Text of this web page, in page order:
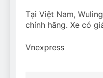
Tại Việt Nam,
chính hãng. Xe có
Vnexpress